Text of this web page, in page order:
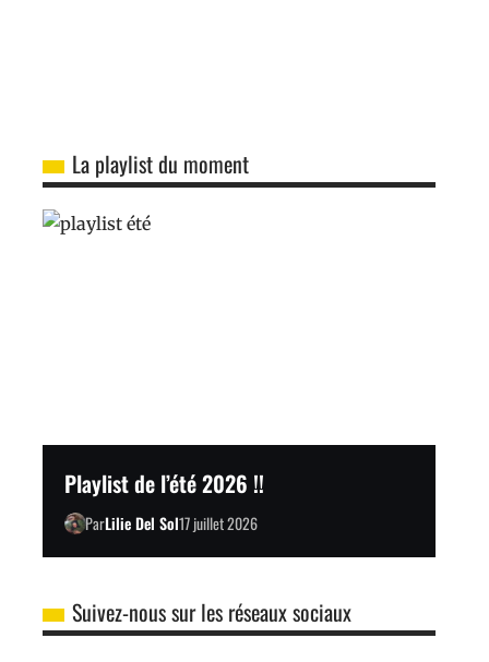
La playlist du moment
Playlist de l’été 2026 !!
ParLilie Del Sol17 juillet 2026
Suivez-nous sur les réseaux sociaux